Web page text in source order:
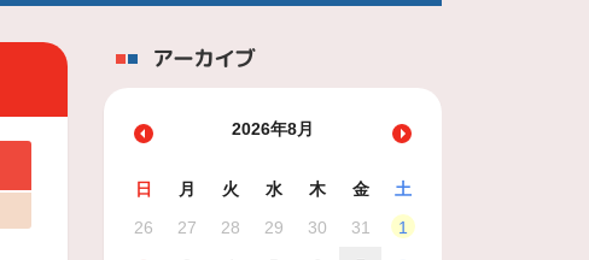
アーカイブ
2026年8月
日 月 火 水 木 金
土
26
27 28 29 30 31
1